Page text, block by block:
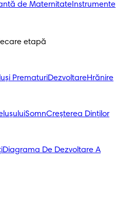
de Maternitate Instrumente
etapă
PrematuriDezvoltareHrănire
SomnCreșterea Dinților
Diagrama De Dezvoltare A